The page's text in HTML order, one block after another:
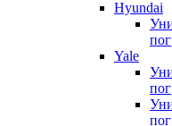
Hyundai
Yale